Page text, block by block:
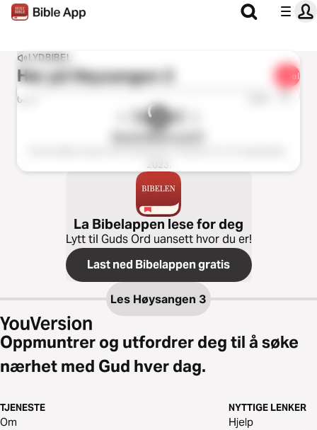
LYDBIBEL
Hør påHøysangen 3 Del
0:00
2023.
La Bibelappen lese for deg
Lytt til Guds Ord uansett hvor du er!
Last ned Bibelappen gratis
Les Høysangen 3
Oppmuntrer og utfordrer deg til å søke
nærhet med Gud hver dag.
TJENESTE
Om
NYTTIGE LENKER
Hjelp